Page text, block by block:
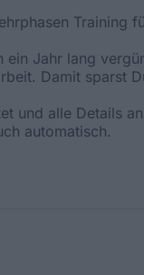
Training
ein Jahr lang
Damit sparst
und alle Details
automatisch.